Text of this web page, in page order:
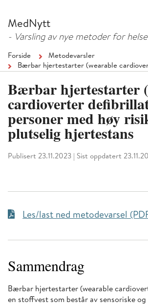
MedNytt
- Varsling av nye metoder for
Forside
Metodevarsler
Bærbar hjertestarter (wearable
Bærbar hjertestarter
cardioverter
personer med høy
plutselig hjertestans
Publisert 23.11.2023 Sist oppdatert
Les/last ned metodevarsel
Sammendrag
Bærbar hjertestarter (wearable
en stoffvest som består av sensoriske